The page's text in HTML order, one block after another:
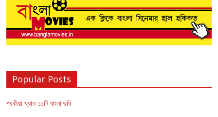
Popular Posts
পরকীয়া খ্যাত ১১টি বাংলা ছবি